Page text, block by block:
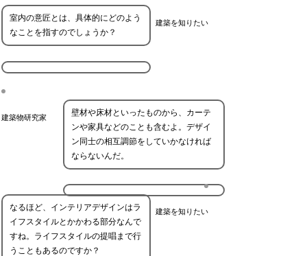
建築を知りたい
室内の意匠とは、具体的にどのよう
なことを指すのでしょうか？
建築物研究家
壁材や床材といったものから、カーテ
ンや家具などのことも含むよ。デザイ
ン同士の相互調節をしていかなければ
ならないんだ。
建築を知りたい
なるほど、インテリアデザインはラ
イフスタイルとかかわる部分なんで
すね。ライフスタイルの提唱まで行
うこともあるのですか？